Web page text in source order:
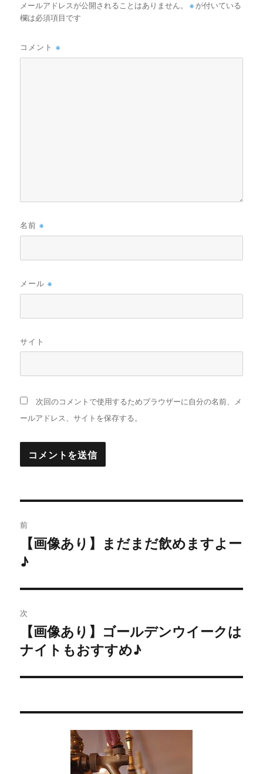
メールアドレスが公開されることはありません。 ※ が付いている
欄は必須項目です
コメント※
名前※
メール※
サイト
次回のコメントで使用するためブラウザーに自分の名前、メ
ールアドレス、サイトを保存する。
稿
ナ
ビ
ゲ
ー
シ
ン
前
去
投
稿:
【画像あり】まだまだ飲めますよー
♪
次
の
稿:
【画像あり】ゴールデンウイークは
ナイトもおすすめ♪